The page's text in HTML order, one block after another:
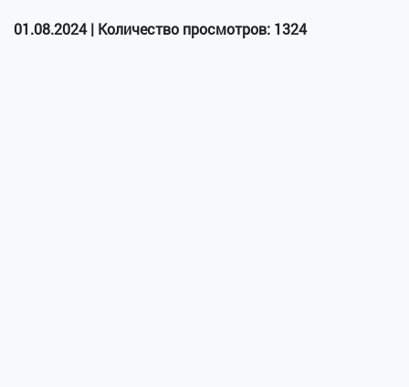
01.08.2024 | Количество просмотров: 1324